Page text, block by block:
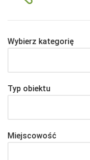
Wybierz kategorię
Typ obiektu
Miejscowość